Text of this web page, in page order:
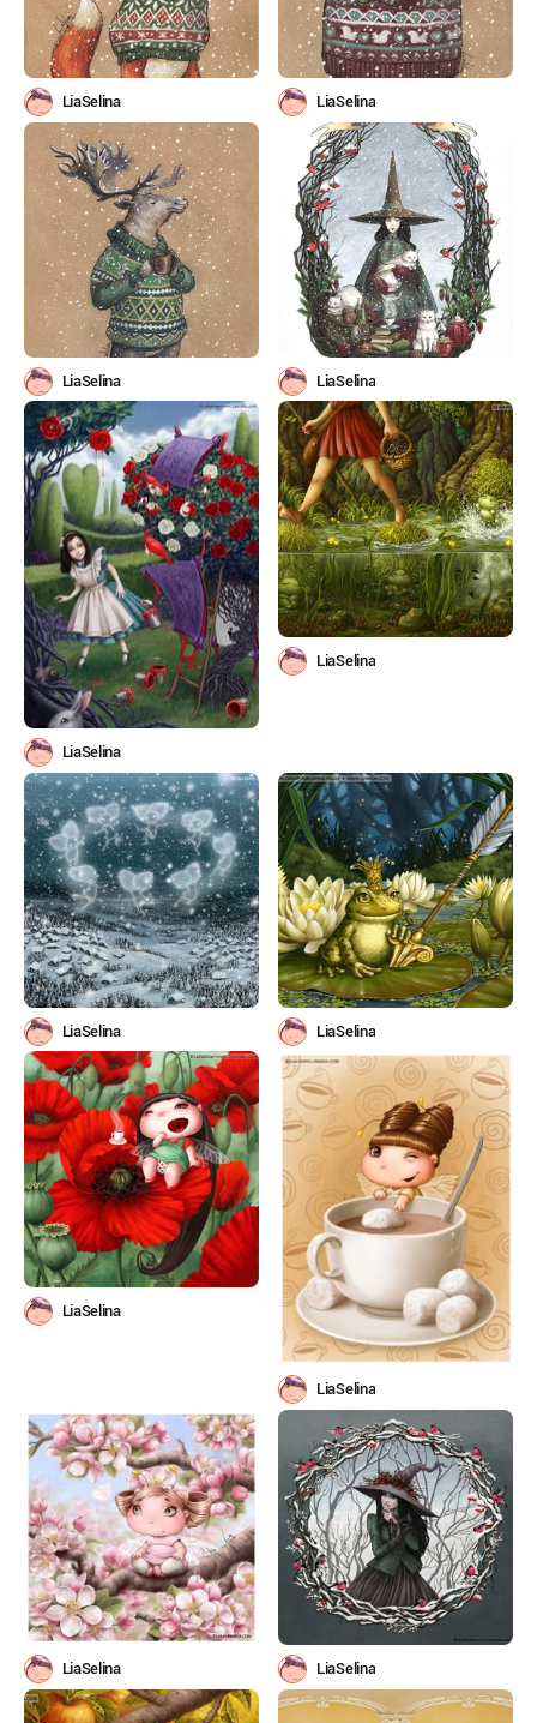
LiaSelina LiaSelina
LiaSelina LiaSelina
LiaSelina
LiaSelina
LiaSelina LiaSelina
LiaSelina
LiaSelina
LiaSelina LiaSelina